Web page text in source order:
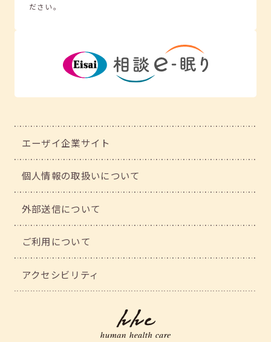
ださい。
エーザイ企業サイト
個人情報の取扱いについて
外部送信について
ご利用について
アクセシビリティ